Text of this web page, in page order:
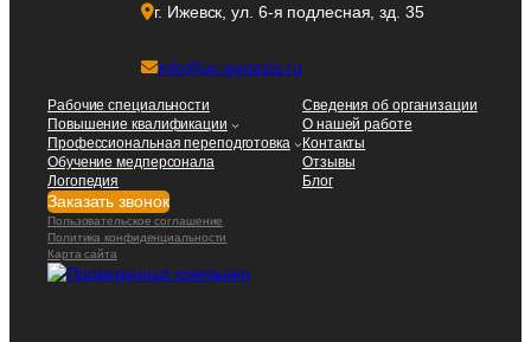
г. Ижевск, ул. 6-я подлесная, зд. 35
info@uc-genezis.ru
Рабочие специальности
Повышение квалификации
Профессиональная переподготовка
Обучение медперсонала
Логопедия
Сведения об организации
О нашей работе
Контакты
Отзывы
Блог
Заказать звонок
Пользовательское соглашение
Политика конфиденциальности
Карта сайта